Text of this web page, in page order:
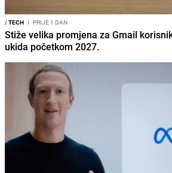
/TECH I PRIJE 1 DAN
Stiže velika promjena za Gmail
ukida početkom 2027.